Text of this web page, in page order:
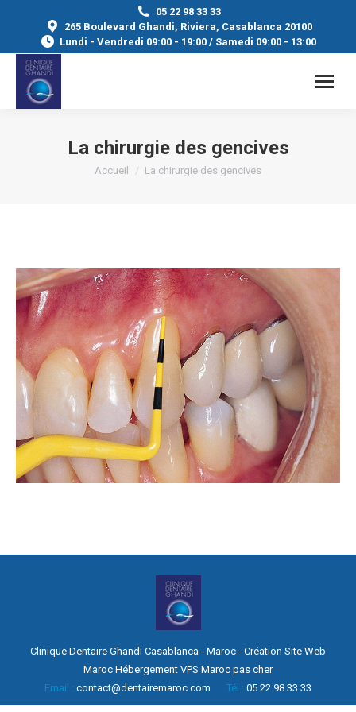
05 22 98 33 33
265 Boulevard Ghandi, Riviera, Casablanca 20100
Lundi - Vendredi 09:00 - 19:00 / Samedi 09:00 - 13:00
La chirurgie des gencives
Vous êtes ici :
Accueil La chirurgie des gencives
Clinique Dentaire Ghandi Casablanca - Maroc - Création Site Web
Maroc Hébergement VPS Maroc pas cher
Email : contact@dentairemaroc.com Tél : 05 22 98 33 33